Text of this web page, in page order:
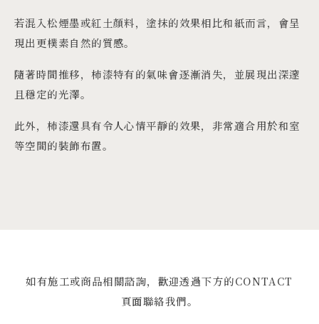
若混入松煙墨或紅土顏料，塗抹的效果相比和紙而言，會呈
現出更樸素自然的質感。
隨著時間推移，柿漆特有的氣味會逐漸消失，並展現出深邃
且穩定的光澤。
此外，柿漆還具有令人心情平靜的效果，非常適合用於和室
等空間的裝飾布置。
如有施工或商品相關諮詢，歡迎透過下方的CONTACT
頁面聯絡我們。